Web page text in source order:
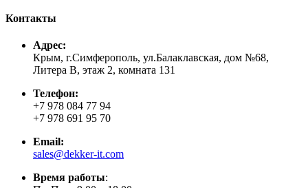
Контакты
Адрес:
Крым, г.Симферополь, ул.Балаклавская, дом №68,
Литера В, этаж 2, комната 131
Телефон:
+7 978 084 77 94
+7 978 691 95 70
Email:
sales@dekker-it.com
Время работы: